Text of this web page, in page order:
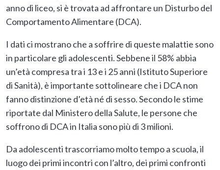
anno di liceo, si è trovata ad affrontare un Disturbo del
Comportamento Alimentare (DCA).
I dati ci mostrano che a soffrire di queste malattie sono
in particolare gli adolescenti. Sebbene il 58% abbia
un’età compresa tra i 13 e i 25 anni (Istituto Superiore
di Sanità), è importante sottolineare che i DCA non
fanno distinzione d’età né di sesso. Secondo le stime
riportate dal Ministero della Salute, le persone che
soffrono di DCA in Italia sono più di 3 milioni.
Da adolescenti trascorriamo molto tempo a scuola, il
luogo dei primi incontri con l’altro, dei primi confronti